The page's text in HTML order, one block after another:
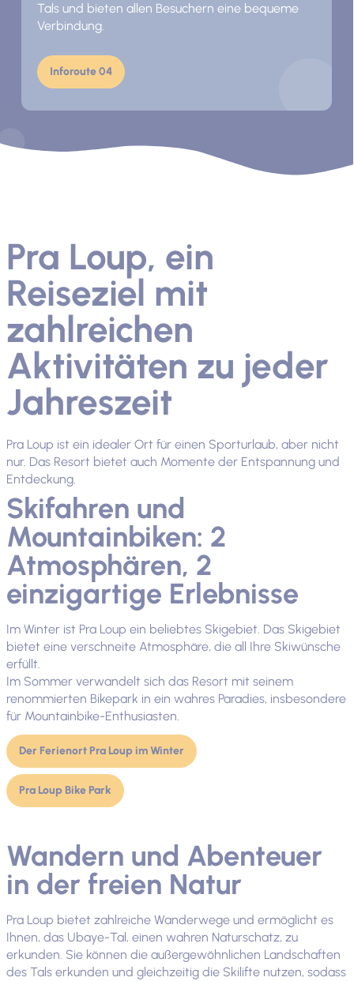
Tals und bieten allen Besuchern eine bequeme
Verbindung.
Inforoute 04
Pra Loup, ein
Reiseziel mit
zahlreichen
Aktivitäten zu jeder
Jahreszeit
Pra Loup ist ein idealer Ort für einen Sporturlaub, aber nicht
nur. Das Resort bietet auch Momente der Entspannung und
Entdeckung.
Skifahren und
Mountainbiken: 2
Atmosphären, 2
einzigartige Erlebnisse
Im Winter ist Pra Loup ein beliebtes Skigebiet. Das Skigebiet
bietet eine verschneite Atmosphäre, die all Ihre Skiwünsche
erfüllt.
Im Sommer verwandelt sich das Resort mit seinem
renommierten Bikepark in ein wahres Paradies, insbesondere
für Mountainbike-Enthusiasten.
Der Ferienort Pra Loup im Winter
Pra Loup Bike Park
Wandern und Abenteuer
in der freien Natur
Pra Loup bietet zahlreiche Wanderwege und ermöglicht es
Ihnen, das Ubaye-Tal, einen wahren Naturschatz, zu
erkunden. Sie können die außergewöhnlichen Landschaften
des Tals erkunden und gleichzeitig die Skilifte nutzen, sodass